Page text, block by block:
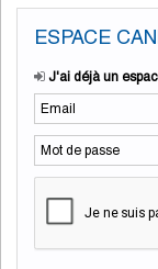
ESPACE
J'ai déjà un